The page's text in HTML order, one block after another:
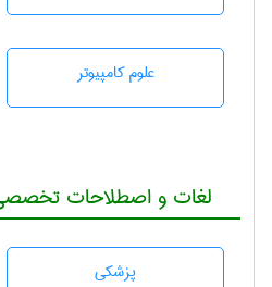
علوم کامپیوتر
لغات و اصطلاحات
پزشكی